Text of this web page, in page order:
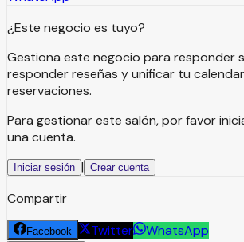
¿Este negocio es tuyo?
Gestiona este negocio para responder
responder reseñas y unificar tu
reservaciones.
Para gestionar este salón, por favor
una cuenta.
Iniciar sesión | Crear cuenta
Compartir
Facebook Twitter WhatsApp